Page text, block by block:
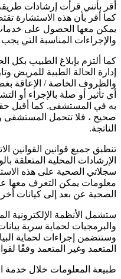
أقر بأنني قرأت إرشادات
كما أقر بأن هذه الاستشارة
يمكن معها الحصول على
والإجراءات المناسبة التي
كما ألتزم بإبلاغ الطبيب بكل
إدارة الحالة الطبية
والظروف الخاصة / الإعاقة
أي تأثير أو صلة بالإجراء أو
به في المستشفى. كما أقبل
صحيح ، فلا تتحمل المستشفى
الناتجة.
تنطبق جميع قوانين القوانين
الإرشادات المحلية المتعلقة
سجلاتي الصحية على هذه
معلومات يمكن التعرف معها
الصحية عن بعد إلى كيانات
ستشمل الأنظمة الإلكترونية
والبرمجيات لحماية سرية
وستتضمن إجراءات لحماية
المتعمد وغير المتعمد وفقًا
طبيعة المعلومات خلال خدمة